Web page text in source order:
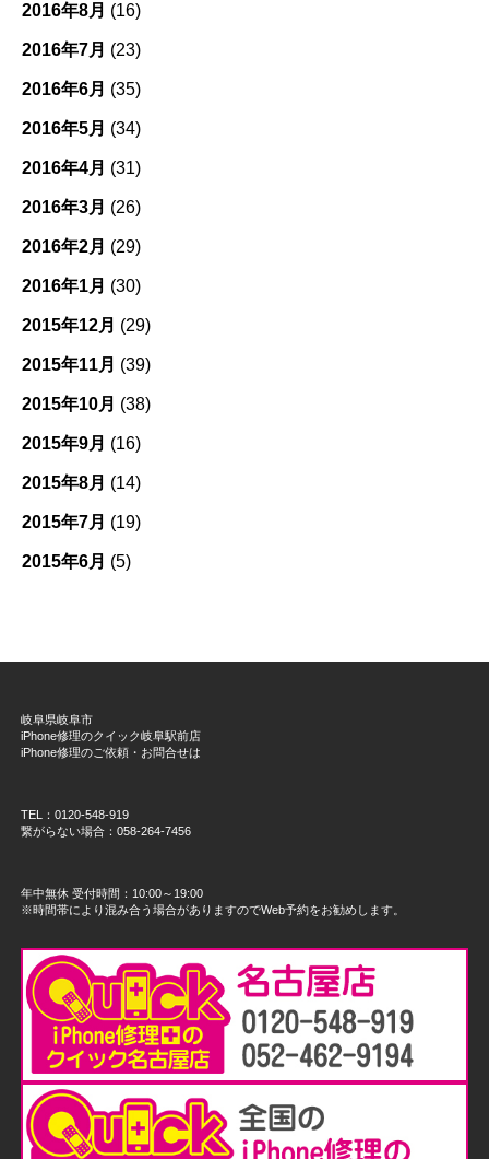
2016年8月 (16)
2016年7月 (23)
2016年6月 (35)
2016年5月 (34)
2016年4月 (31)
2016年3月 (26)
2016年2月 (29)
2016年1月 (30)
2015年12月 (29)
2015年11月 (39)
2015年10月 (38)
2015年9月 (16)
2015年8月 (14)
2015年7月 (19)
2015年6月 (5)
岐阜県岐阜市
iPhone修理のクイック岐阜駅前店
iPhone修理のご依頼・お問合せは
TEL：0120-548-919
繋がらない場合：058-264-7456
年中無休 受付時間：10:00～19:00
※時間帯により混み合う場合がありますのでWeb予約をお勧めします。